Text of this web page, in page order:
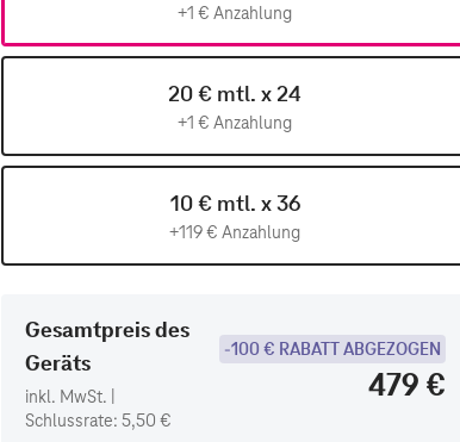
+1 € Anzahlung
20 € mtl. x 24
+1 € Anzahlung
10 € mtl. x 36
+119 € Anzahlung
Gesamtpreis des
Geräts
inkl. MwSt. |
Schlussrate: 5,50 €
-100 € RABATT ABGEZOGEN
479 €